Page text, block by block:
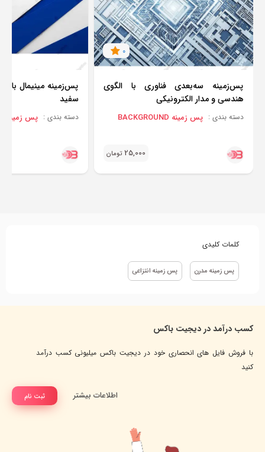
0
پس‌زمینه سه‌بعدی فناوری با الگوی
هندسی و مدار الکترونیکی
دسته بندی : پس زمینه BACKGROUND
25,000 تومان
پس‌زمینه مینیمال با
سفید
دسته بندی : پس زمینه BACKGROUND
کلمات کلیدی
پس زمینه مدرن پس زمینه انتزاعی
کسب درآمد در دیجیت باکس
با فروش فایل های انحصاری خود در دیجیت باکس میلیونی کسب درآمد
کنید
ثبت نام اطلاعات بیشتر